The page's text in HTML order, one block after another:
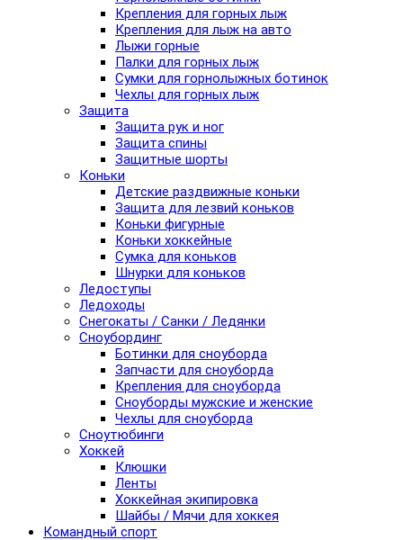
Крепления для горных лыж
Крепления для лыж на авто
Лыжи горные
Палки для горных лыж
Сумки для горнолыжных ботинок
Чехлы для горных лыж
Защита
Защита рук и ног
Защита спины
Защитные шорты
Коньки
Детские раздвижные коньки
Защита для лезвий коньков
Коньки фигурные
Коньки хоккейные
Сумка для коньков
Шнурки для коньков
Ледоступы
Ледоходы
Снегокаты / Санки / Ледянки
Сноубординг
Ботинки для сноуборда
Запчасти для сноуборда
Крепления для сноуборда
Сноуборды мужские и женские
Чехлы для сноуборда
Сноутюбинги
Хоккей
Клюшки
Ленты
Хоккейная экипировка
Шайбы / Мячи для хоккея
Командный спорт